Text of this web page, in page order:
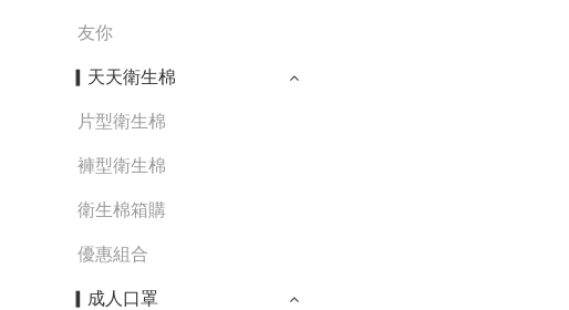
友你
▎天天衛生棉
片型衛生棉
褲型衛生棉
衛生棉箱購
優惠組合
▎成人口罩